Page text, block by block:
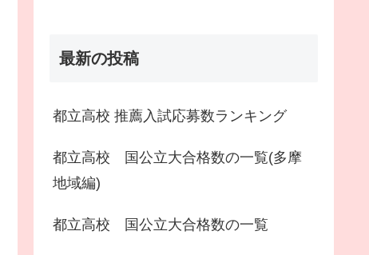
最新の投稿
都立高校 推薦入試応募数ランキング
都立高校 国公立大合格数の一覧(多摩
地域編)
都立高校 国公立大合格数の一覧